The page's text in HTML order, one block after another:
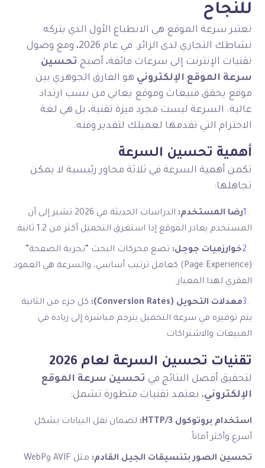
للنجاح
تعتبر سرعة الموقع هي الانطباع الأول الذي يتركه
نشاطك التجاري لدى الزائر. في عام 2026، ومع وصول
تقنيات الإنترنت إلى سرعات فائقة، أصبح تحسين
سرعة الموقع الإلكتروني هو الفارق الجوهري بين
موقع يحقق مبيعات وموقع يعاني من نسب ارتداد
عالية. السرعة ليست مجرد ميزة تقنية، بل هي لغة
الاحترام التي تقدمها لعميلك لتقدير وقته.
أهمية تحسين السرعة
تكمن أهمية السرعة في ثلاثة محاور رئيسية لا يمكن
تجاهلها:
رضا المستخدم:
الدراسات الحديثة في 2026 تشير إلى أن
المستخدم يغادر الموقع إذا استغرق التحميل أكثر من 1.2 ثانية.
خوارزميات جوجل: تضع محركات البحث “تجربة الصفحة”
(Page Experience) كعامل ترتيب أساسي، والسرعة هي العمود
الفقري لهذا المعيار.
معدلات التحويل (Conversion Rates):
كل جزء من الثانية
يتم توفيره في سرعة التحميل يترجم مباشرة إلى زيادة في
المبيعات والاشتراكات.
تقنيات تحسين السرعة لعام 2026
لتحقيق أفضل النتائج في تحسين سرعة الموقع
الإلكتروني، نعتمد تقنيات متطورة تشمل:
استخدام بروتوكول HTTP/3:
لضمان نقل البيانات بشكل
أسرع وأكثر أماناً.
تحسين الصور بتنسيقات الجيل القادم: مثل AVIF وWebP